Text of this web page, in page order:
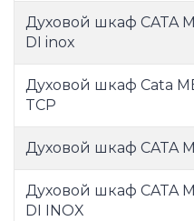
Духовой шкаф CATA
DI inox
Духовой шкаф Cata
TCP
Духовой шкаф CATA
Духовой шкаф CATA
DI INOX